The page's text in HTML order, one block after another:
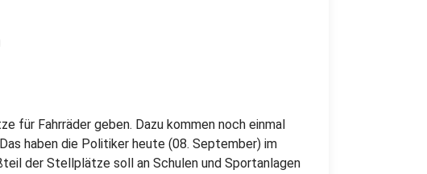
für Fahrräder geben. Dazu kommen noch einmal
haben die Politiker heute (08. September) im
der Stellplätze soll an Schulen und Sportanlagen